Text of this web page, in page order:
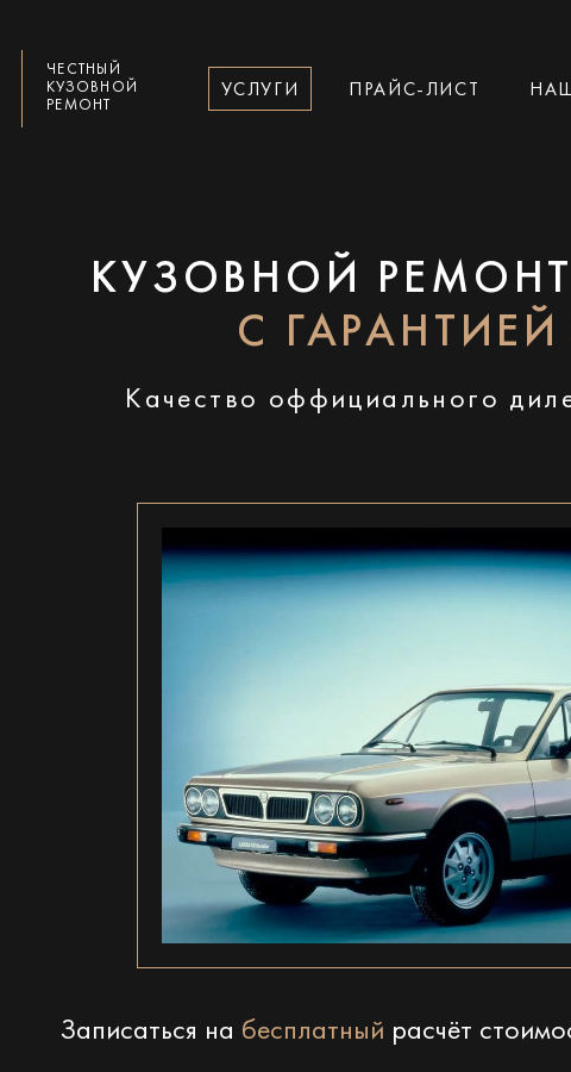
ЧЕСТНЫЙ
КУЗОВНОЙ
РЕМОНТ
УСЛУГИ ПРАЙС-ЛИСТ
КУЗОВНОЙ РЕМОНТ
С
Качество оффициального
Записаться на бесплатный расчёт